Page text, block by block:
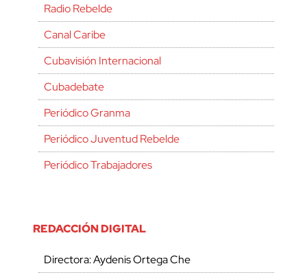
Radio Rebelde
Canal Caribe
Cubavisión Internacional
Cubadebate
Periódico Granma
Periódico Juventud Rebelde
Periódico Trabajadores
REDACCIÓN DIGITAL
Directora: Aydenis Ortega Che